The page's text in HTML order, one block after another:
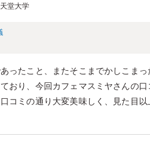
堂大学
ったこと、またそこまでかしこま
おり、今回カフェマスミヤさんの
コミの通り大変美味しく、見た目